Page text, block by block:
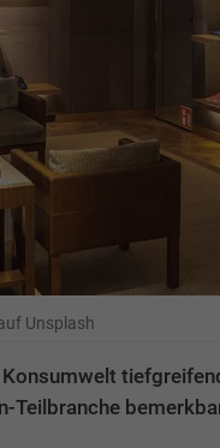
Unsplash
Teilbranche